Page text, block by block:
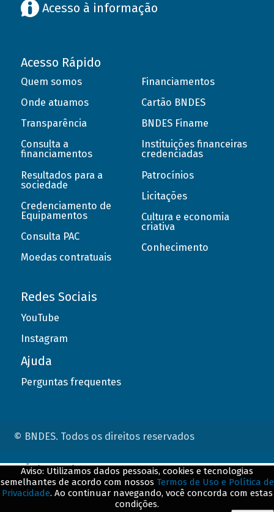
Acesso à informação
Acesso Rápido
Quem somos
Onde atuamos
Transparência
Consulta a
financiamentos
Resultados para a
sociedade
Credenciamento de
Equipamentos
Consulta PAC
Moedas contratuais
Financiamentos
Cartão BNDES
BNDES Finame
Instituições financeiras
credenciadas
Patrocínios
Licitações
Cultura e economia
criativa
Conhecimento
Redes Sociais
YouTube
Instagram
Ajuda
Perguntas frequentes
© BNDES. Todos os direitos reservados
Aviso: Utilizamos dados pessoais, cookies e tecnologias
semelhantes de acordo com nossos Termos de Uso e Política de
Privacidade. Ao continuar navegando, você concorda com estas
condições.
ConteÃºdo complementar
${title}${badge}